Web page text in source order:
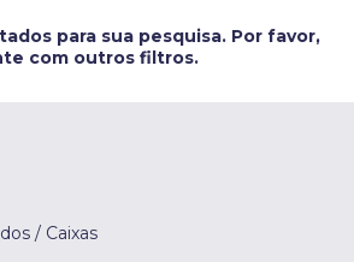
para sua pesquisa. Por favor,
com outros filtros.
/ Caixas